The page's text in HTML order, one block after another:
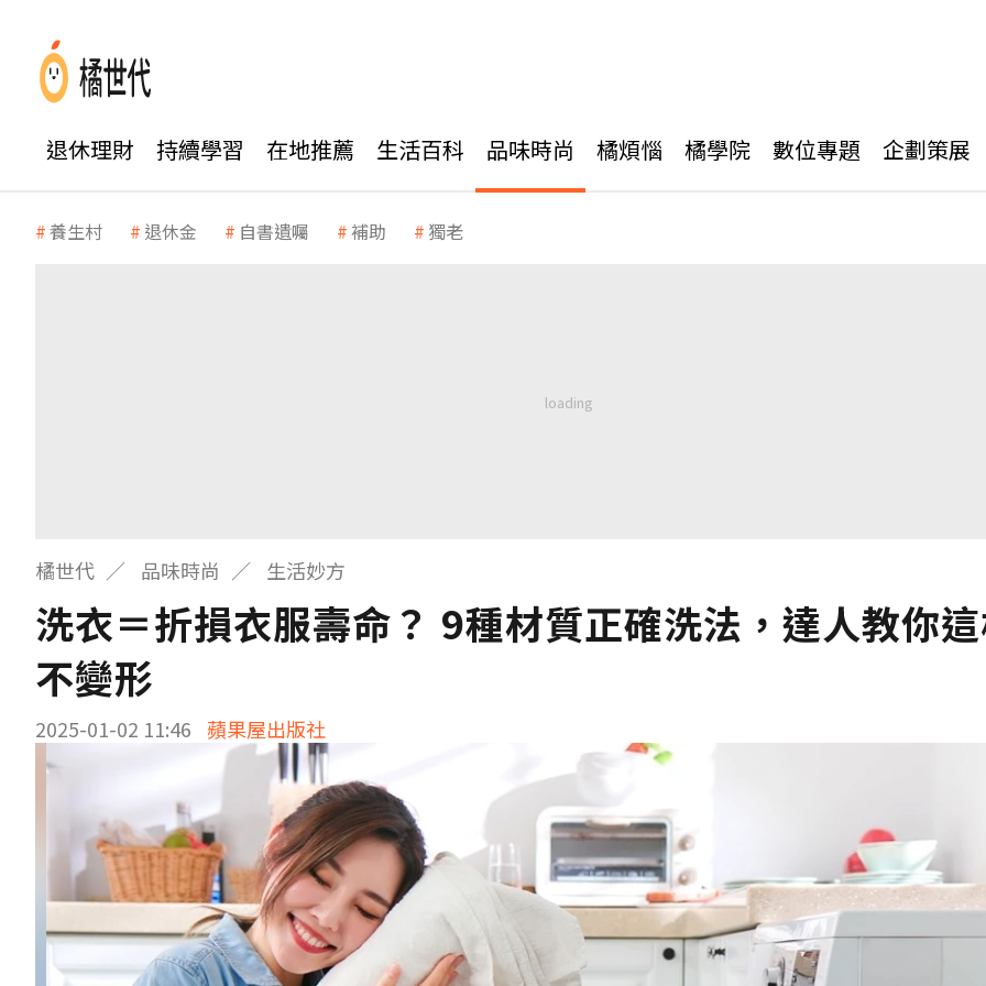
退休理財 持續學習 在地推薦 生活百科 品味時尚 橘煩惱 橘學院 數位專題 企劃策展
養生村 退休金 自書遺囑 補助 獨老
橘世代 品味時尚 生活妙方
洗衣＝折損衣服壽命？ 9種材質正確洗法，達人教你
不變形
2025-01-02 11:46 蘋果屋出版社